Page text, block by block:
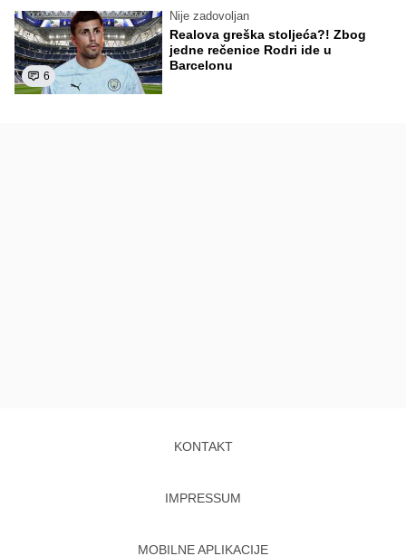
6
Nije zadovoljan
Realova greška stoljeća?! Zbog
jedne rečenice Rodri ide u
Barcelonu
KONTAKT
IMPRESSUM
MOBILNE APLIKACIJE